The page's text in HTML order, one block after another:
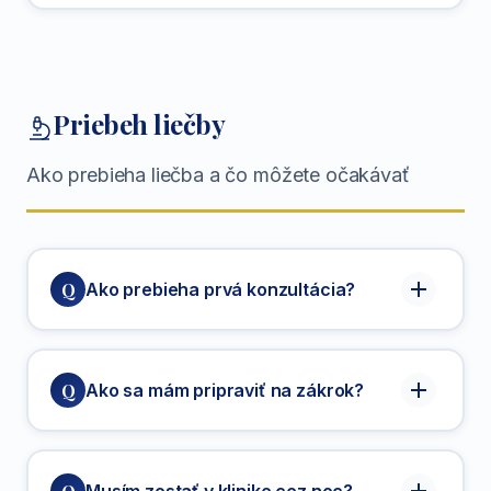
Priebeh liečby
Ako prebieha liečba a čo môžete očakávať
Q Ako prebieha prvá konzultácia?
30-45 minút
zdravotnej anamnéze
Q Ako sa mám pripraviť na zákrok?
podrobné
písomné inštrukcie